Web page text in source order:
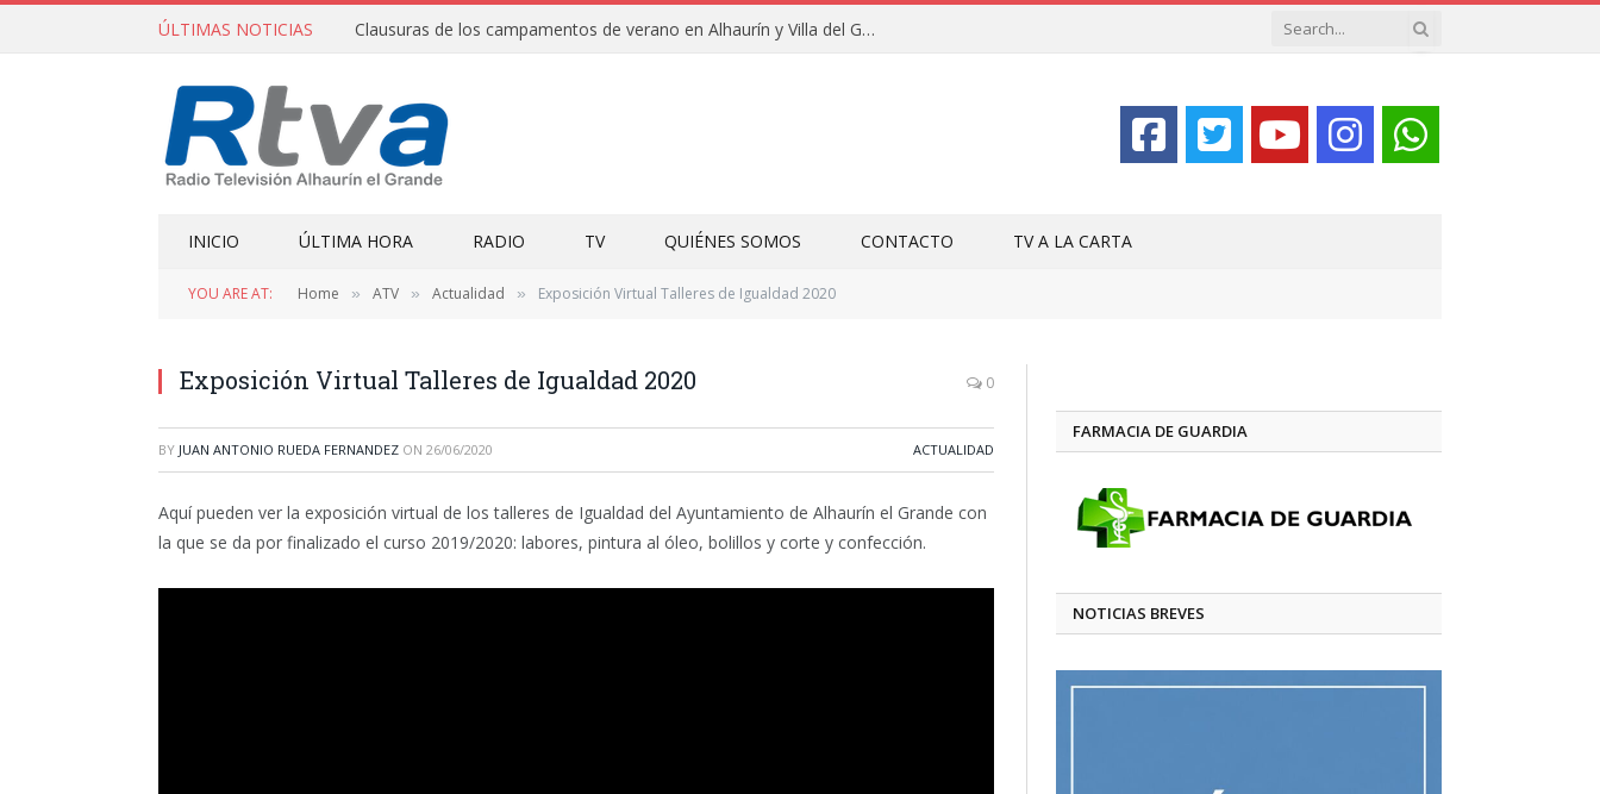
ÚLTIMAS NOTICIAS Clausuras de los campamentos de verano en Alhaurín y Villa del Guadalhorce 2026
INICIO ÚLTIMA HORA RADIO TV QUIÉNES SOMOS CONTACTO TV A LA CARTA
YOU ARE AT: Home » ATV » Actualidad » Exposición Virtual Talleres de Igualdad 2020
Exposición Virtual Talleres de Igualdad 2020 0
BY JUAN ANTONIO RUEDA FERNANDEZ ON 26/06/2020 ACTUALIDAD
Aquí pueden ver la exposición virtual de los talleres de Igualdad del Ayuntamiento de Alhaurín el Grande con
la que se da por finalizado el curso 2019/2020: labores, pintura al óleo, bolillos y corte y confección.
FARMACIA DE GUARDIA
NOTICIAS BREVES